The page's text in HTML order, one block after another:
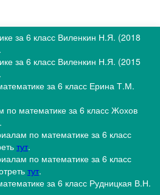
за 6 класс Виленкин Н.Я. (2018
.
за 6 класс Виленкин Н.Я. (2015
.
за 6 класс Ерина Т.М.
по математике за 6 класс Жохов
.
по математике за 6 класс
тут.
по математике за 6 класс
тут.
за 6 класс Рудницкая В.Н.